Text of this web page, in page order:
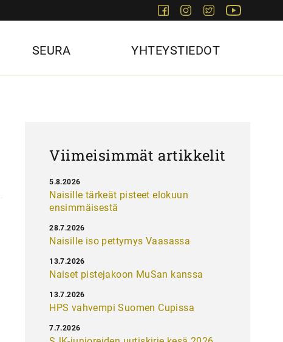
FacebookInstagram
Twitter
SEURA YHTEYSTIEDOT
Viimeisimmät artikkelit
Naisille tärkeät pisteet elokuun
ensimmäisestä
5.8.2026
Naisille iso pettymys Vaasassa
28.7.2026
Naiset pistejakoon MuSan kanssa
13.7.2026
HPS vahvempi Suomen Cupissa
13.7.2026
7.7.2026